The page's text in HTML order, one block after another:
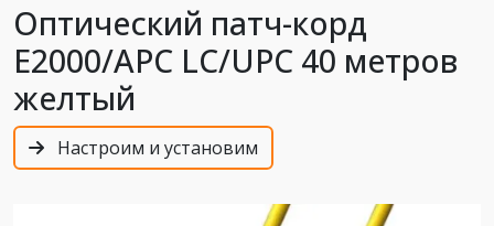
Оптический патч-корд
E2000/APC LC/UPC 40 метров
желтый
Настроим и установим